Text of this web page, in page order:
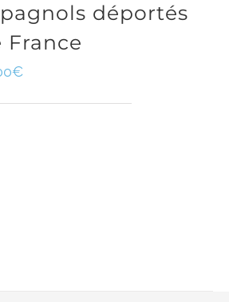
déportés
France
€